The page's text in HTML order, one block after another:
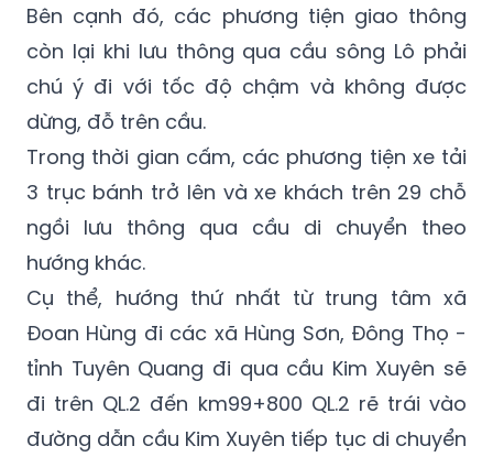
Bên cạnh đó, các phương tiện giao thông
còn lại khi lưu thông qua cầu sông Lô phải
chú ý đi với tốc độ chậm và không được
dừng, đỗ trên cầu.
Trong thời gian cấm, các phương tiện xe tải
3 trục bánh trở lên và xe khách trên 29 chỗ
ngồi lưu thông qua cầu di chuyển theo
hướng khác.
Cụ thể, hướng thứ nhất từ trung tâm xã
Đoan Hùng đi các xã Hùng Sơn, Đông Thọ -
tỉnh Tuyên Quang đi qua cầu Kim Xuyên sẽ
đi trên QL.2 đến km99+800 QL.2 rẽ trái vào
đường dẫn cầu Kim Xuyên tiếp tục di chuyển